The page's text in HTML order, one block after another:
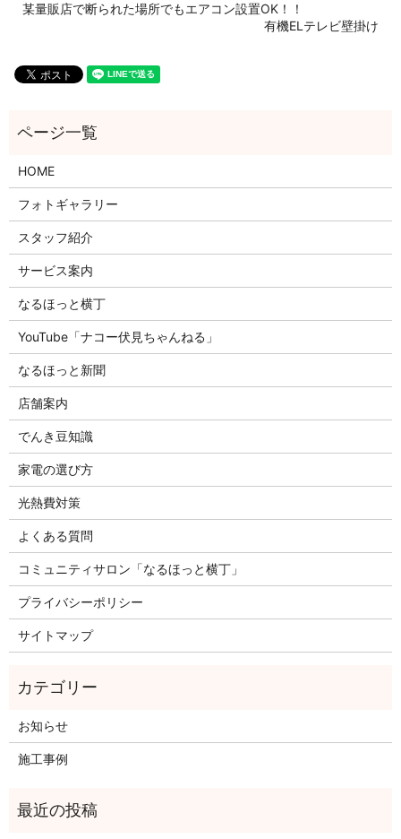
某量販店で断られた場所でもエアコン設置OK！！
有機ELテレビ壁掛け
HOME
フォトギャラリー
スタッフ紹介
サービス案内
なるほっと横丁
YouTube「ナコー伏見ちゃんねる」
なるほっと新聞
店舗案内
でんき豆知識
家電の選び方
光熱費対策
よくある質問
コミュニティサロン「なるほっと横丁」
プライバシーポリシー
サイトマップ
お知らせ
施工事例